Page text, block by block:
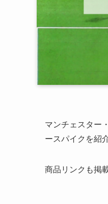
マンチェスター
ースパイクを紹
商品リンクも掲